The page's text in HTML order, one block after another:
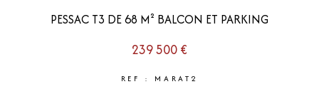
PESSAC T3 DE 68 M² BALCON ET PARKING
239 500 €
REF : MARAT2